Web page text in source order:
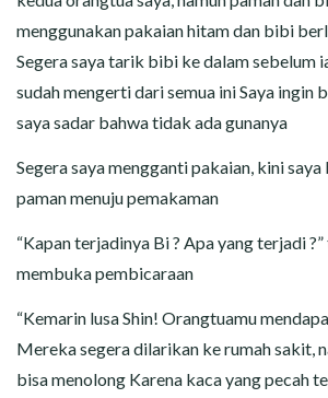
menggunakan pakaian hitam dan bibi
Segera saya tarik bibi ke dalam sebelum
sudah mengerti dari semua ini Saya ingin
saya sadar bahwa tidak ada gunanya
Segera saya mengganti pakaian, kini
paman menuju pemakaman
“Kapan terjadinya Bi ? Apa yang terjadi
membuka pembicaraan
“Kemarin lusa Shin! Orangtuamu
Mereka segera dilarikan ke rumah sakit,
bisa menolong Karena kaca yang pecah